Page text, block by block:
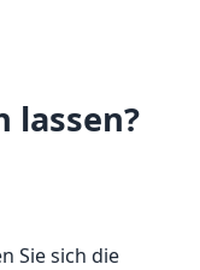
lassen?
Sie sich die